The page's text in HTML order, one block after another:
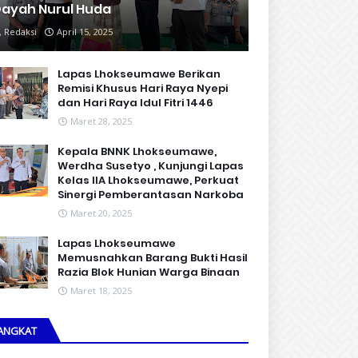
Nurul Huda
Redaksi April 15, 2025
Lapas Lhokseumawe Berikan
Remisi Khusus Hari Raya Nyepi
dan Hari Raya Idul Fitri 1446
Maret 28, 2025
Kepala BNNK Lhokseumawe,
Werdha Susetyo , Kunjungi Lapas
Kelas IIA Lhokseumawe, Perkuat
Sinergi Pemberantasan Narkoba
Maret 20, 2025
Lapas Lhokseumawe
Memusnahkan Barang Bukti Hasil
Razia Blok Hunian Warga Binaan
Maret 18, 2025